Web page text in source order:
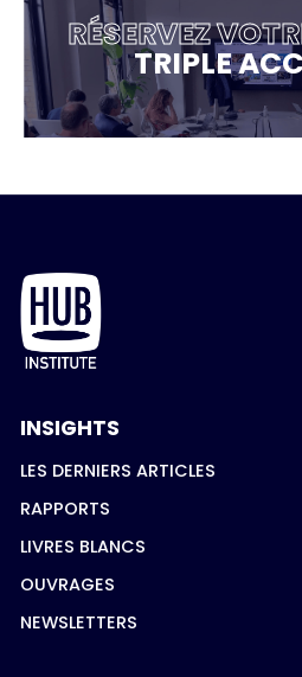
RÉSERVEZ
TRIPLE
INSIGHTS
LES DERNIERS ARTICLES
RAPPORTS
LIVRES BLANCS
OUVRAGES
NEWSLETTERS